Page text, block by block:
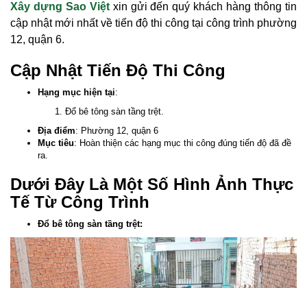
Xây dựng Sao Việtxin gửi đến quý khách hàng thông tin
cập nhật mới nhất về tiến độ thi công tại công trình phường
12, quận 6.
Cập Nhật Tiến Độ Thi Công
Hạng mục hiện tại:
Đổ bê tông sàn tầng trệt.
Địa điểm: Phường 12, quận 6
Mục tiêu: Hoàn thiện các hạng mục thi công đúng tiến độ đã đề
ra.
Dưới Đây Là Một Số Hình Ảnh Thực
Tế Từ Công Trình
Đổ bê tông sàn tầng trệt: